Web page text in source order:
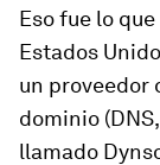
Eso fue lo
Estados
un proveedor
dominio
llamado Dyn